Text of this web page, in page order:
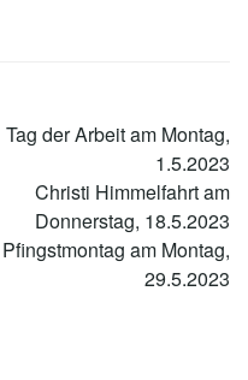
Tag der Arbeit am Montag,
1.5.2023
Christi Himmelfahrt am
Donnerstag, 18.5.2023
Pfingstmontag am Montag,
29.5.2023